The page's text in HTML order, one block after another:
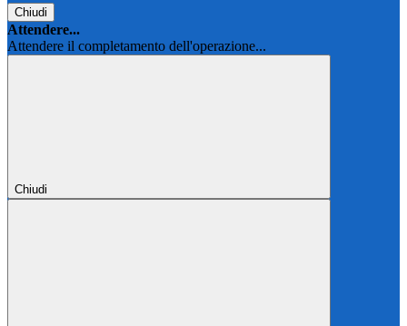
Chiudi
Attendere...
Attendere il completamento dell'operazione...
Chiudi